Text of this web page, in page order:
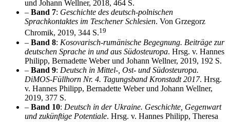
und Johann Wellner, 2018, 464 S.
– Band 7: Geschichte des deutsch-polnischen
Sprachkontaktes im Teschener Schlesien. Von Grzegorz
Chromik, 2019, 344 S.19
– Band 8: Kosovarisch-rumänische Begegnung. Beiträge zur
deutschen Sprache in und aus Südosteuropa. Hrsg. v. Hannes
Philipp, Bernadette Weber und Johann Wellner, 2019, 192 S.
– Band 9: Deutsch in Mittel-, Ost- und Südosteuropa.
DiMOS-Füllhorn Nr. 4. Tagungsband Kronstadt 2017. Hrsg.
v. Hannes Philipp, Bernadette Weber und Johann Wellner,
2019, 377 S.
– Band 10: Deutsch in der Ukraine. Geschichte, Gegenwart
und zukünftige Potentiale. Hrsg. v. Hannes Philipp, Theresa